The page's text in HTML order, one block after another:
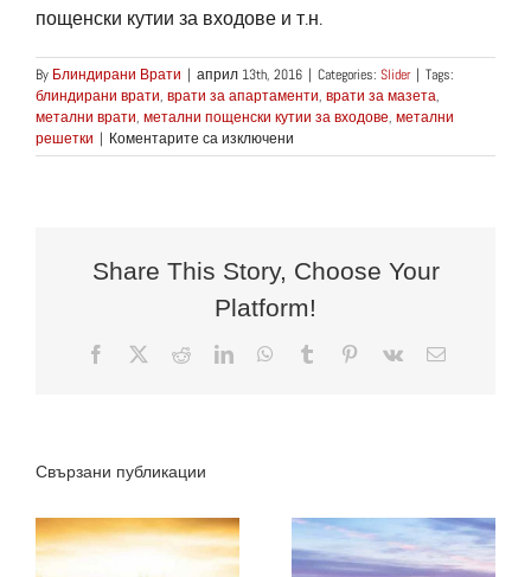
пощенски кутии за входове и т.н.
By Блиндирани Врати | април 13th, 2016 | Categories: Slider | Tags:
блиндирани врати, врати за апартаменти, врати за мазета,
метални врати, метални пощенски кутии за входове, метални
решетки | Коментарите са изключени
Врати
лв.
Share This Story, Choose Your
Platform!
Facebook RedditLinkedInWhatsApp
Tumblr Pinterest
Vk
Свързани публикации
БЛИНДИРАНИ